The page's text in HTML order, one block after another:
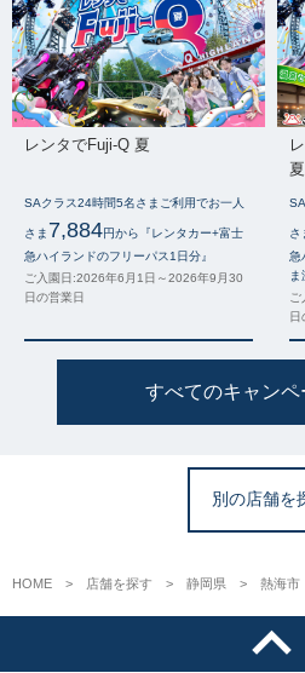
レンタでFuji-Q 夏
SAクラス24時間5名さまご利用でお一人
さま 7,884円から『レンタカー+富士
急ハイランドのフリーパス1日分』
ご入園日:2026年6月1日～2026年9月30
日の営業日
夏
さ
急
ま
日
すべてのキャンペ
別の店舗を
HOME 店舗を探す 静岡県 熱海市